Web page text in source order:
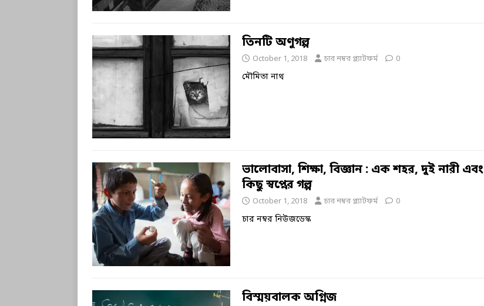
তিনটি অণুগল্প
October 1, 2018 চার নম্বর প্ল্যাটফর্ম 0
মৌমিতা নাথ
ভালোবাসা, শিক্ষা, বিজ্ঞান : এক শহর, দুই নারী এবং
কিছু স্বপ্নের গল্প
October 1, 2018 চার নম্বর প্ল্যাটফর্ম 0
চার নম্বর নিউজডেস্ক
বিস্ময়বালক অগ্নিজ